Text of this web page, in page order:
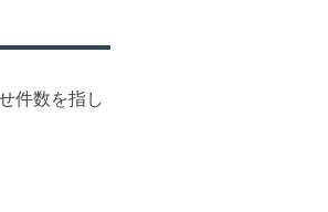
件数を指し